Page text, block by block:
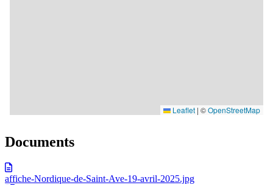
Documents
affiche-Nordique-de-Saint-Ave-19-avril-2025.jpg